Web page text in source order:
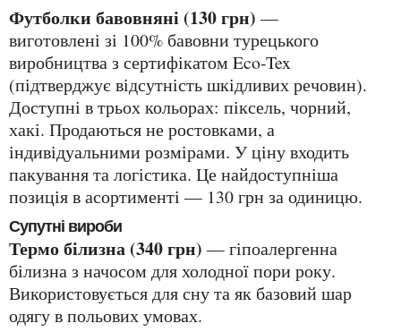
Футболки бавовняні (130 грн) —
виготовлені зі 100% бавовни турецького
виробництва з сертифікатом Eco-Tex
(підтверджує відсутність шкідливих речовин).
Доступні в трьох кольорах: піксель, чорний,
хакі. Продаються не ростовками, а
індивідуальними розмірами. У ціну входить
пакування та логістика. Це найдоступніша
позиція в асортименті — 130 грн за одиницю.
Супутні вироби
Термо білизна (340 грн) — гіпоалергенна
білизна з начосом для холодної пори року.
Використовується для сну та як базовий шар
одягу в польових умовах.